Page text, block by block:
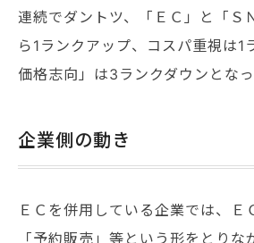
連続でダントツ、「ＥＣ」と「Ｓ
ら1ランクアップ、コスパ重視は1
価格志向」は3ランクダウンとなっ
企業側の動き
ＥＣを併用している企業では、Ｅ
「予約販売」等という形をとり